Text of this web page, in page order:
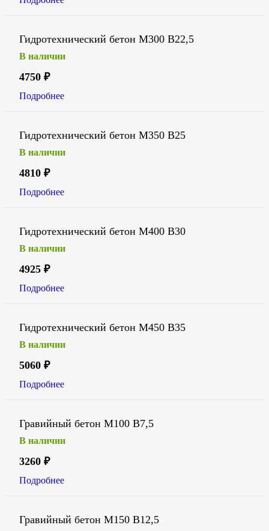
Гидротехнический бетон М300 В22,5
В наличии
4750 ₽
Подробнее
Гидротехнический бетон М350 В25
В наличии
4810 ₽
Подробнее
Гидротехнический бетон М400 В30
В наличии
4925 ₽
Подробнее
Гидротехнический бетон М450 В35
В наличии
5060 ₽
Подробнее
Гравийный бетон М100 В7,5
В наличии
3260 ₽
Подробнее
Гравийный бетон М150 В12,5